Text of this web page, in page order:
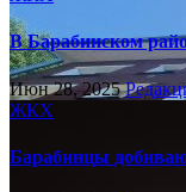
В Барабинском
Июн 28, 2025
ЖКХ
Барабинцы